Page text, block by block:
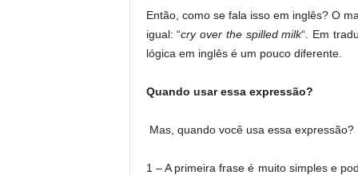
Então, como se fala isso em inglês? O
igual: “cry over the spilled milk“. Em
lógica em inglês é um pouco diferente.
Quando usar essa expressão?
Mas, quando você usa essa
1 – A primeira frase é muito simples e